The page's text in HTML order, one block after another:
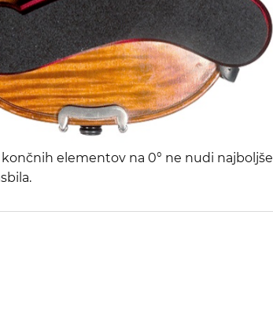
elementov na 0° ne nudi najboljše